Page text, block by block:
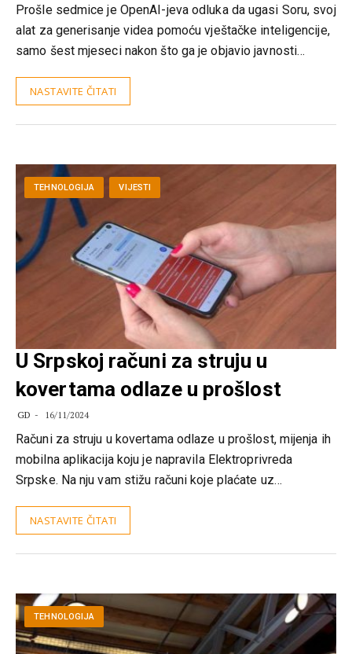
Prošle sedmice je OpenAI-jeva odluka da ugasi Soru, svoj
alat za generisanje videa pomoću vještačke inteligencije,
samo šest mjeseci nakon što ga je objavio javnosti…
NASTAVITE ČITATI
TEHNOLOGIJA VIJESTI
U Srpskoj računi za struju u
kovertama odlaze u prošlost
GD 16/11/2024
Računi za struju u kovertama odlaze u prošlost, mijenja ih
mobilna aplikacija koju je napravila Еlektroprivreda
Srpske. Na nju vam stižu računi koje plaćate uz…
NASTAVITE ČITATI
TEHNOLOGIJA